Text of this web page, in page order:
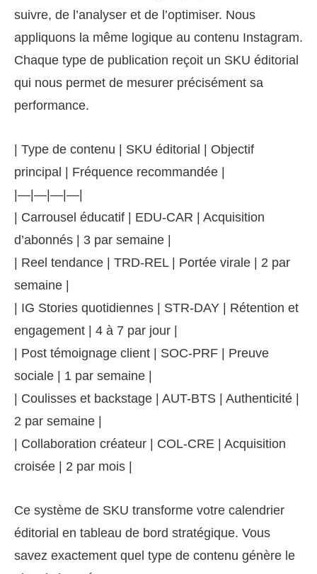
suivre, de l’analyser et de l’optimiser. Nous
appliquons la même logique au contenu Instagram.
Chaque type de publication reçoit un SKU éditorial
qui nous permet de mesurer précisément sa
performance.
| Type de contenu | SKU éditorial | Objectif
principal | Fréquence recommandée |
|—|—|—|—|
| Carrousel éducatif | EDU-CAR | Acquisition
d’abonnés | 3 par semaine |
| Reel tendance | TRD-REL | Portée virale | 2 par
semaine |
| IG Stories quotidiennes | STR-DAY | Rétention et
engagement | 4 à 7 par jour |
| Post témoignage client | SOC-PRF | Preuve
sociale | 1 par semaine |
| Coulisses et backstage | AUT-BTS | Authenticité |
2 par semaine |
| Collaboration créateur | COL-CRE | Acquisition
croisée | 2 par mois |
Ce système de SKU transforme votre calendrier
éditorial en tableau de bord stratégique. Vous
savez exactement quel type de contenu génère le